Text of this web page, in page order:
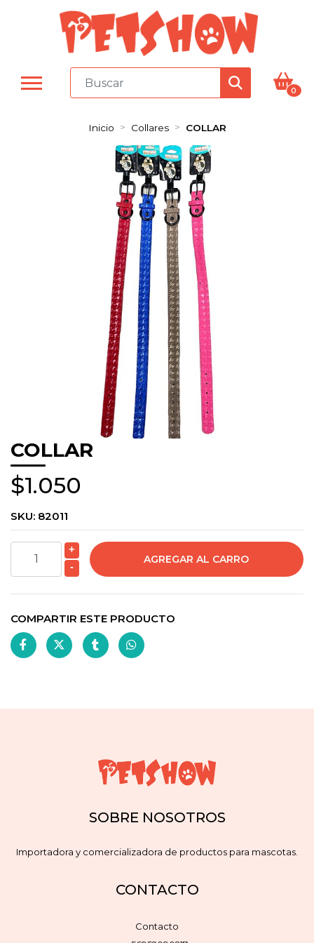
0
Inicio Collares COLLAR
COLLAR
$1.050
SKU: 82011
+
-
COMPARTIR ESTE PRODUCTO
SOBRE NOSOTROS
Importadora y comercializadora de productos para mascotas.
CONTACTO
Contacto